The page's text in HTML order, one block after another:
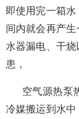
即使用完一箱
间内就会再产
水器漏电、干
患，
空气源热泵
冷媒搬运到水